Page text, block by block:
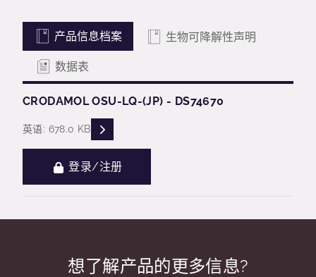
产品信息档案 生物可降解性声明
数据表
CRODAMOL OSU-LQ-(JP) - DS74670
英语: 678.0 KB READ DESCRIPTIONS
登录/注册
想了解产品的更多信息?